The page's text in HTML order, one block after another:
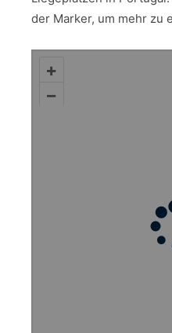
der Marker, um mehr zu
+
–